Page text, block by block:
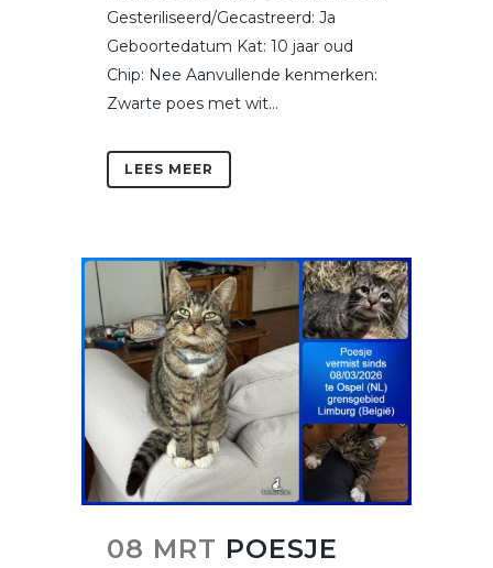
Gesteriliseerd/Gecastreerd: Ja
Geboortedatum Kat: 10 jaar oud
Chip: Nee Aanvullende kenmerken:
Zwarte poes met wit...
LEES MEER
08 MRT POESJE